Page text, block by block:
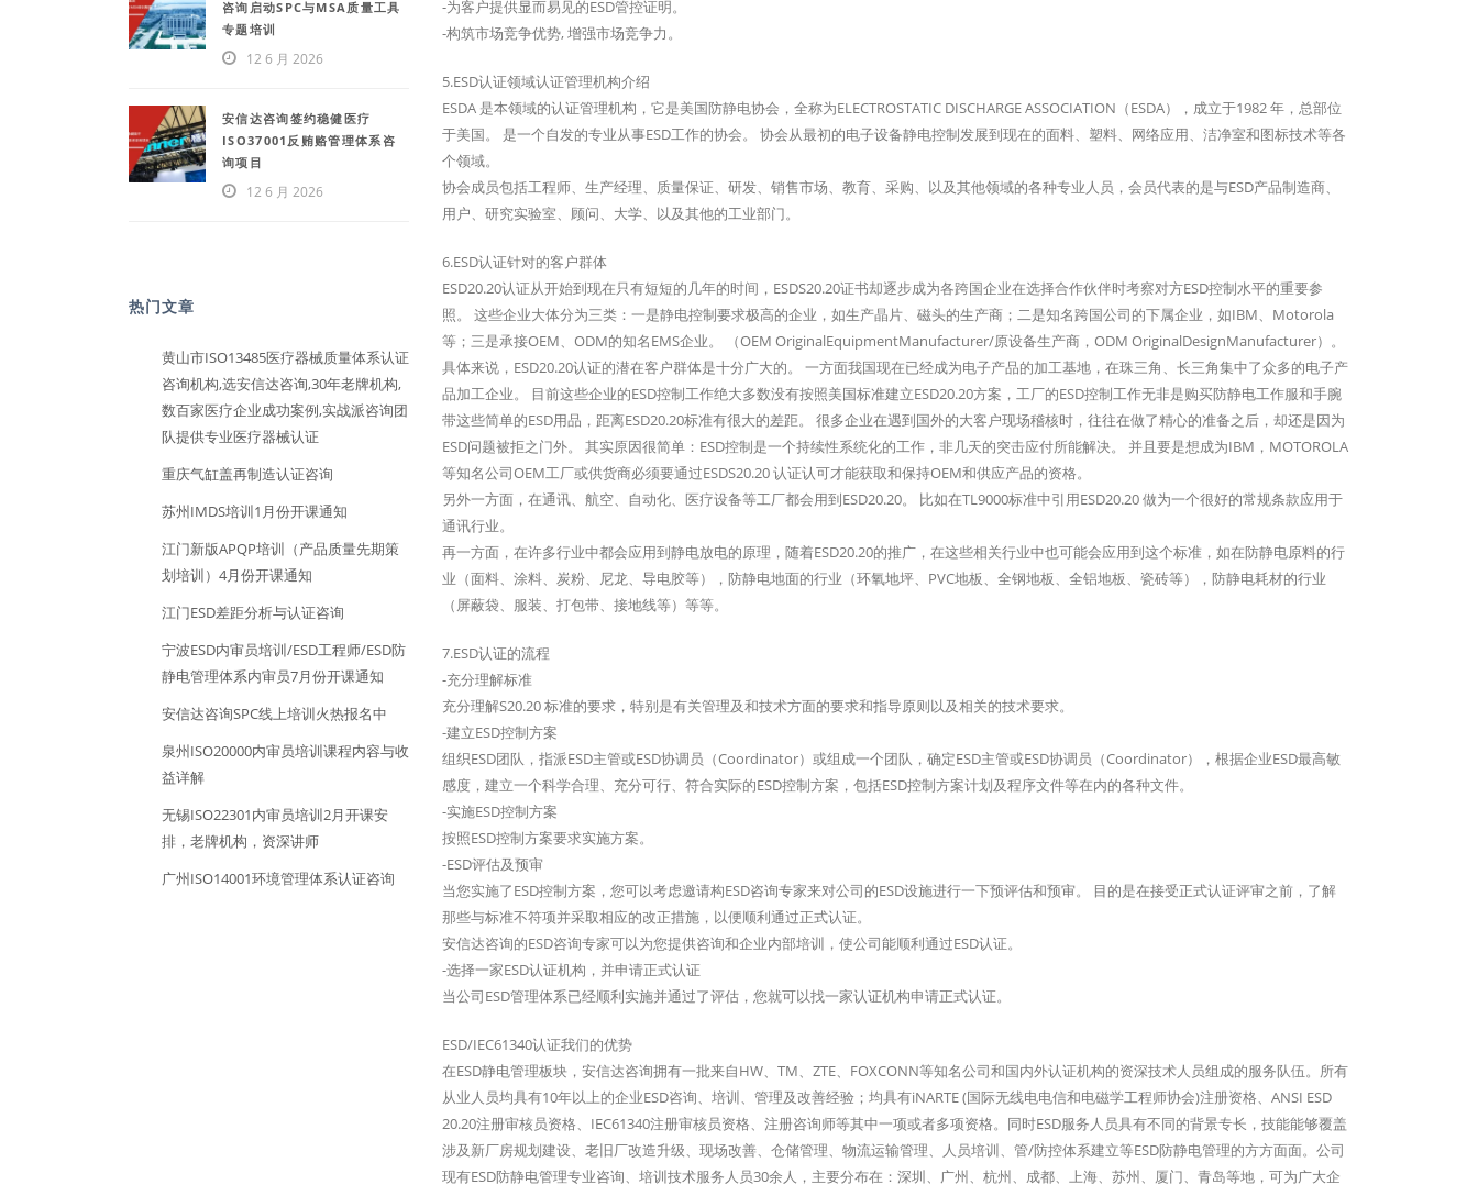
-为客户提供显而易见的ESD管控证明。
-构筑市场竞争优势, 增强市场竞争力。
5.ESD认证领域认证管理机构介绍
ESDA 是本领域的认证管理机构，它是美国防静电协会，全称为ELECTROSTATIC DISCHARGE ASSOCIATION（ESDA），成立于1982 年，总部位
于美国。 是一个自发的专业从事ESD工作的协会。 协会从最初的电子设备静电控制发展到现在的面料、塑料、网络应用、洁净室和图标技术等各
个领域。
协会成员包括工程师、生产经理、质量保证、研发、销售市场、教育、采购、以及其他领域的各种专业人员，会员代表的是与ESD产品制造商、
用户、研究实验室、顾问、大学、以及其他的工业部门。
6.ESD认证针对的客户群体
ESD20.20认证从开始到现在只有短短的几年的时间，ESDS20.20证书却逐步成为各跨国企业在选择合作伙伴时考察对方ESD控制水平的重要参
照。 这些企业大体分为三类：一是静电控制要求极高的企业，如生产晶片、磁头的生产商；二是知名跨国公司的下属企业，如IBM、Motorola
等；三是承接OEM、ODM的知名EMS企业。 （OEM OriginalEquipmentManufacturer/原设备生产商，ODM OriginalDesignManufacturer）。
具体来说，ESD20.20认证的潜在客户群体是十分广大的。 一方面我国现在已经成为电子产品的加工基地，在珠三角、长三角集中了众多的电子产
品加工企业。 目前这些企业的ESD控制工作绝大多数没有按照美国标准建立ESD20.20方案，工厂的ESD控制工作无非是购买防静电工作服和手腕
带这些简单的ESD用品，距离ESD20.20标准有很大的差距。 很多企业在遇到国外的大客户现场稽核时，往往在做了精心的准备之后，却还是因为
ESD问题被拒之门外。 其实原因很简单：ESD控制是一个持续性系统化的工作，非几天的突击应付所能解决。 并且要是想成为IBM，MOTOROLA
等知名公司OEM工厂或供货商必须要通过ESDS20.20 认证认可才能获取和保持OEM和供应产品的资格。
另外一方面，在通讯、航空、自动化、医疗设备等工厂都会用到ESD20.20。 比如在TL9000标准中引用ESD20.20 做为一个很好的常规条款应用于
通讯行业。
再一方面，在许多行业中都会应用到静电放电的原理，随着ESD20.20的推广，在这些相关行业中也可能会应用到这个标准，如在防静电原料的行
业（面料、涂料、炭粉、尼龙、导电胶等），防静电地面的行业（环氧地坪、PVC地板、全钢地板、全铝地板、瓷砖等），防静电耗材的行业
（屏蔽袋、服装、打包带、接地线等）等等。
7.ESD认证的流程
-充分理解标准
充分理解S20.20 标准的要求，特别是有关管理及和技术方面的要求和指导原则以及相关的技术要求。
-建立ESD控制方案
组织ESD团队，指派ESD主管或ESD协调员（Coordinator）或组成一个团队，确定ESD主管或ESD协调员（Coordinator），根据企业ESD最高敏
感度，建立一个科学合理、充分可行、符合实际的ESD控制方案，包括ESD控制方案计划及程序文件等在内的各种文件。
-实施ESD控制方案
按照ESD控制方案要求实施方案。
-ESD评估及预审
当您实施了ESD控制方案，您可以考虑邀请构ESD咨询专家来对公司的ESD设施进行一下预评估和预审。 目的是在接受正式认证评审之前，了解
那些与标准不符项并采取相应的改正措施，以便顺利通过正式认证。
安信达咨询的ESD咨询专家可以为您提供咨询和企业内部培训，使公司能顺利通过ESD认证。
-选择一家ESD认证机构，并申请正式认证
当公司ESD管理体系已经顺利实施并通过了评估，您就可以找一家认证机构申请正式认证。
ESD/IEC61340认证我们的优势
在ESD静电管理板块，安信达咨询拥有一批来自HW、TM、ZTE、FOXCONN等知名公司和国内外认证机构的资深技术人员组成的服务队伍。所有
从业人员均具有10年以上的企业ESD咨询、培训、管理及改善经验；均具有iNARTE (国际无线电电信和电磁学工程师协会)注册资格、ANSI ESD
20.20注册审核员资格、IEC61340注册审核员资格、注册咨询师等其中一项或者多项资格。同时ESD服务人员具有不同的背景专长，技能能够覆盖
涉及新厂房规划建设、老旧厂改造升级、现场改善、仓储管理、物流运输管理、人员培训、管/防控体系建立等ESD防静电管理的方方面面。公司
现有ESD防静电管理专业咨询、培训技术服务人员30余人，主要分布在：深圳、广州、杭州、成都、上海、苏州、厦门、青岛等地，可为广大企
咨询启动SPC与MSA质量工具
专题培训
12 6 月 2026
安信达咨询签约稳健医疗
ISO37001反贿赂管理体系咨
询项目
12 6 月 2026
热门文章
黄山市ISO13485医疗器械质量体系认证
咨询机构,选安信达咨询,30年老牌机构,
数百家医疗企业成功案例,实战派咨询团
队提供专业医疗器械认证
重庆气缸盖再制造认证咨询
苏州IMDS培训1月份开课通知
江门新版APQP培训（产品质量先期策
划培训）4月份开课通知
江门ESD差距分析与认证咨询
宁波ESD内审员培训/ESD工程师/ESD防
静电管理体系内审员7月份开课通知
安信达咨询SPC线上培训火热报名中
泉州ISO20000内审员培训课程内容与收
益详解
无锡ISO22301内审员培训2月开课安
排，老牌机构，资深讲师
广州ISO14001环境管理体系认证咨询